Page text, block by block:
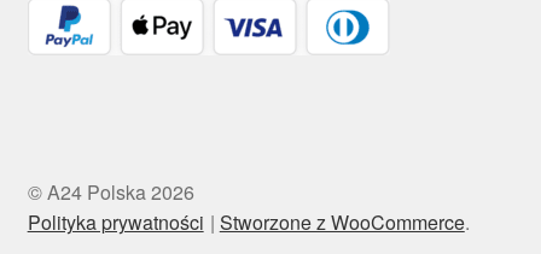
© A24 Polska 2026
Polityka prywatności
Stworzone z WooCommerce.